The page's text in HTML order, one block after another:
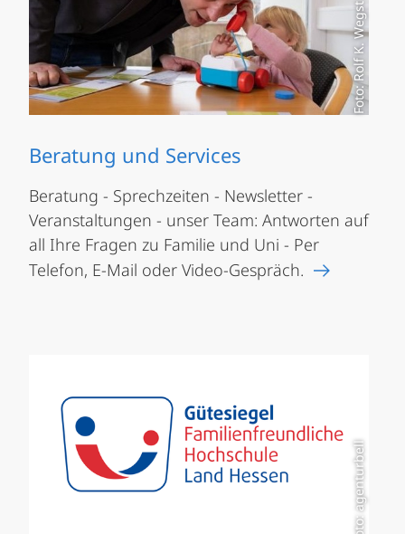
Foto: Rolf K. Wegst
Beratung und Services
Beratung - Sprechzeiten - Newsletter -
Veranstaltungen - unser Team: Antworten auf
all Ihre Fragen zu Familie und Uni - Per
Telefon, E-Mail oder Video-Gespräch.
Foto: agenturbell